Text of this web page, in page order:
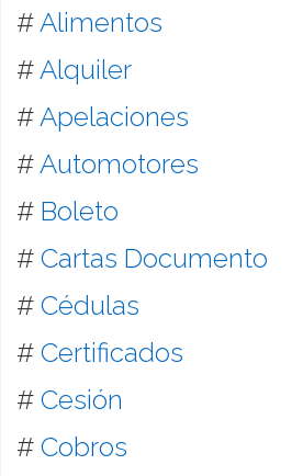
# Alimentos
# Alquiler
# Apelaciones
# Automotores
# Boleto
# Cartas Documento
# Cédulas
# Certificados
# Cesión
# Cobros